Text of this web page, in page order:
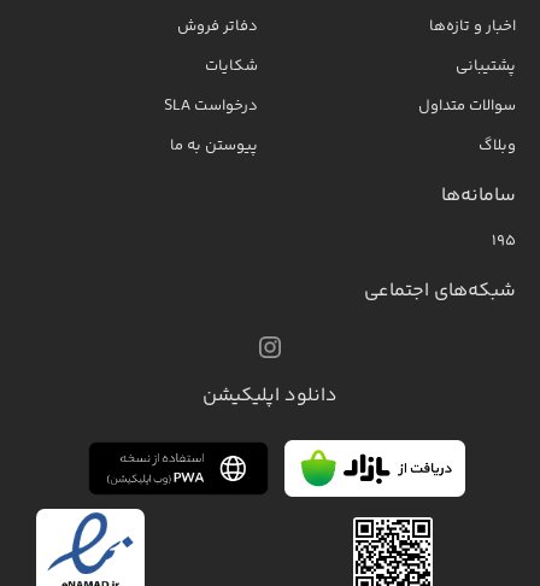
اخبار و تازه‌ها
پشتیبانی
سوالات متداول
وبلاگ
دفاتر فروش
شکایات
درخواست SLA
پیوستن به ما
سامانه‌ها
۱۹۵
شبکه‌های اجتماعی
دانلود اپلیکیشن